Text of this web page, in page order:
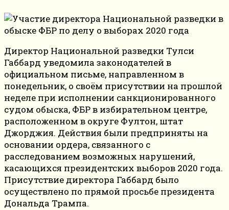
Директор Национальной разведки Тулси
Габбард уведомила законодателей в
официальном письме, направленном в
понедельник, о своём присутствии на прошлой
неделе при исполнении санкционированного
судом обыска, ФБР в избирательном центре,
расположенном в округе Фултон, штат
Джорджия. Действия были предприняты на
основании ордера, связанного с
расследованием возможных нарушений,
касающихся президентских выборов 2020 года.
Присутствие директора Габбард было
осуществлено по прямой просьбе президента
Дональда Трампа.